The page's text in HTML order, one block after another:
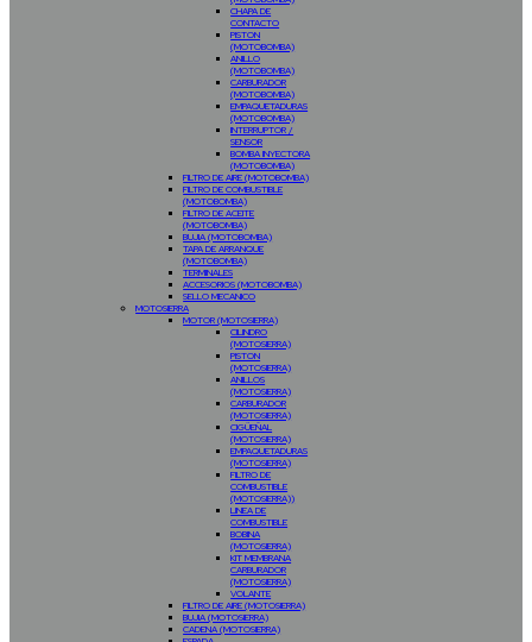
CHAPA DE
CONTACTO
PISTON
(MOTOBOMBA)
ANILLO
(MOTOBOMBA)
CARBURADOR
(MOTOBOMBA)
EMPAQUETADURAS
(MOTOBOMBA)
INTERRUPTOR /
SENSOR
BOMBA INYECTORA
(MOTOBOMBA)
FILTRO DE AIRE (MOTOBOMBA)
FILTRO DE COMBUSTIBLE
(MOTOBOMBA)
FILTRO DE ACEITE
(MOTOBOMBA)
BUJIA (MOTOBOMBA)
TAPA DE ARRANQUE
(MOTOBOMBA)
TERMINALES
ACCESORIOS (MOTOBOMBA)
SELLO MECANICO
MOTOSIERRA
MOTOR (MOTOSIERRA)
CILINDRO
(MOTOSIERRA)
PISTON
(MOTOSIERRA)
ANILLOS
(MOTOSIERRA)
CARBURADOR
(MOTOSIERRA)
CIGÜEÑAL
(MOTOSIERRA)
EMPAQUETADURAS
(MOTOSIERRA)
FILTRO DE
COMBUSTIBLE
(MOTOSIERRA))
LINEA DE
COMBUSTIBLE
BOBINA
(MOTOSIERRA)
KIT MEMBRANA
CARBURADOR
(MOTOSIERRA)
VOLANTE
FILTRO DE AIRE (MOTOSIERRA)
BUJIA (MOTOSIERRA)
CADENA (MOTOSIERRA)